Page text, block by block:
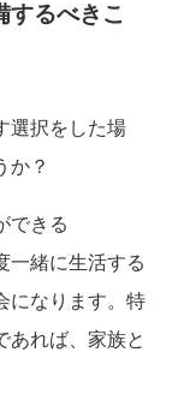
するべきこ
選択をした場
か？
できる
一緒に生活する
になります。特
あれば、家族と